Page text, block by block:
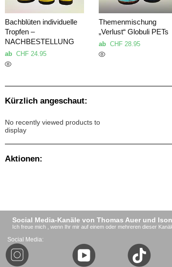
Bachblüten individuelle
Tropfen –
NACHBESTELLUNG
ab CHF 24.95
Themenmischung
„Verlust“ Globuli PETs
ab CHF28.95
Kürzlich angeschaut:
No recently viewed products to
display
Aktionen:
Social Media-Kanäle von Thomas Auer und
Ich freue mich , wenn Ihr mir auf einem oder mehreren dieser
Social Media: